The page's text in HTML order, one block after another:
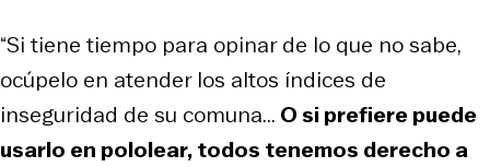
“Si tiene tiempo para opinar de lo que no sabe,
ocúpelo en atender los altos índices de
inseguridad de su comuna... O si prefiere puede
usarlo en pololear, todos tenemos derecho a